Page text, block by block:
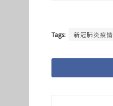
Tags: 新冠肺炎疫情